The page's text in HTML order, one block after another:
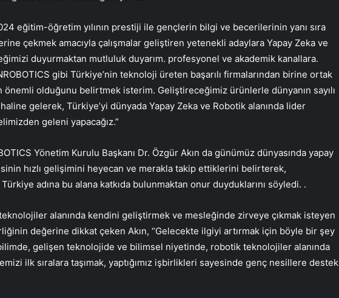
eğitim-öğretim yılının prestiji ile gençlerin bilgi ve becerilerinin yanı sıra
çekmek amacıyla çalışmalar geliştiren yetenekli adaylara Yapay Zeka ve
duyurmaktan mutluluk duyarım. profesyonel ve akademik kanallara.
gibi Türkiye’nin teknoloji üreten başarılı firmalarından birine ortak
önemli olduğunu belirtmek isterim. Geliştireceğimiz ürünlerle dünyanın sayılı
gelerek, Türkiye’yi dünyada Yapay Zeka ve Robotik alanında lider
geleni yapacağız.”
Yönetim Kurulu Başkanı Dr. Özgür Akın da günümüz dünyasında yapay
hızlı gelişimini heyecan ve merakla takip ettiklerini belirterek,
adına bu alana katkıda bulunmaktan onur duyduklarını söyledi. .
alanında kendini geliştirmek ve mesleğinde zirveye çıkmak isteyen
değerine dikkat çeken Akın, “Gelecekte ilgiyi artırmak için böyle bir şey
bilimde, gelişen teknolojide ve bilimsel niyetinde, robotik teknolojiler alanında
ilk sıralara taşımak, yaptığımız işbirlikleri sayesinde genç nesillere destek